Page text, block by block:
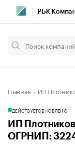
РБК
Главная ИП
ДЕЙСТВУЕТОБНОВЛЕНО
ИП
ОГРНИП: